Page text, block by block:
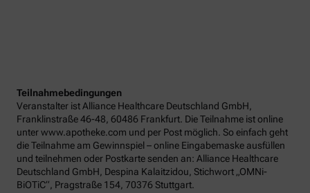
Teilnahmebedingungen
Veranstalter ist Alliance Healthcare Deutschland GmbH,
Franklinstraße 46-48, 60486 Frankfurt. Die Teilnahme ist online
unter www.apotheke.com und per Post möglich. So einfach geht
die Teilnahme am Gewinnspiel – online Eingabemaske ausfüllen
und teilnehmen oder Postkarte senden an: Alliance Healthcare
Deutschland GmbH, Despina Kalaitzidou, Stichwort „OMNi-
BiOTiC“, Pragstraße 154, 70376 Stuttgart.